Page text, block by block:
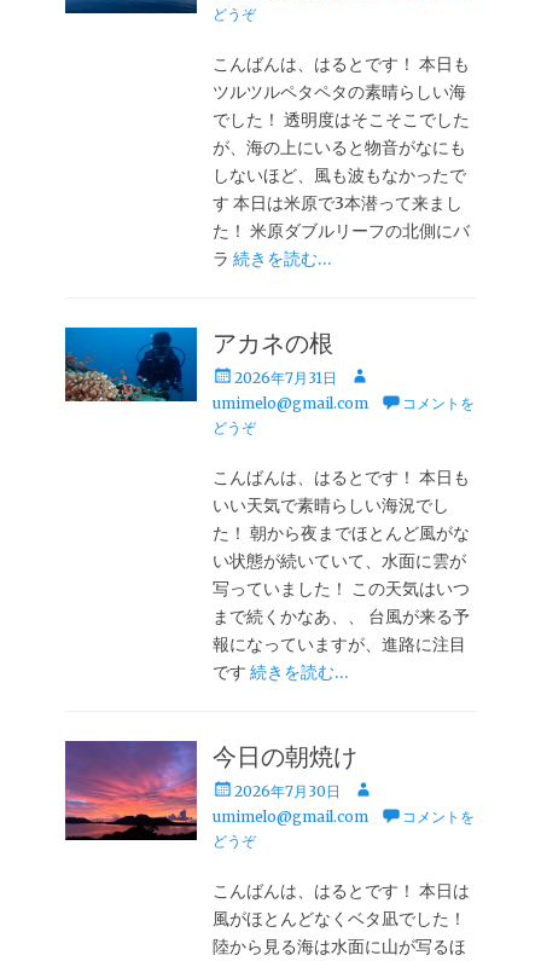
日
どうぞ
こんばんは、はるとです！ 本日も
ツルツルペタペタの素晴らしい海
でした！ 透明度はそこそこでした
が、海の上にいると物音がなにも
しないほど、風も波もなかったで
す 本日は米原で3本潜って来まし
た！ 米原ダブルリーフの北側にバ
ラ続きを読む…
アカネの根
投
稿
日
2026年7月31日
投
稿
umimelo@gmail.com
コメントを
どうぞ
こんばんは、はるとです！ 本日も
いい天気で素晴らしい海況でし
た！ 朝から夜までほとんど風がな
い状態が続いていて、水面に雲が
写っていました！ この天気はいつ
まで続くかなあ、、 台風が来る予
報になっていますが、進路に注目
です続きを読む…
今日の朝焼け
投
稿
日
2026年7月30日
投
稿
umimelo@gmail.com
コメントを
どうぞ
こんばんは、はるとです！ 本日は
風がほとんどなくベタ凪でした！
陸から見る海は水面に山が写るほ